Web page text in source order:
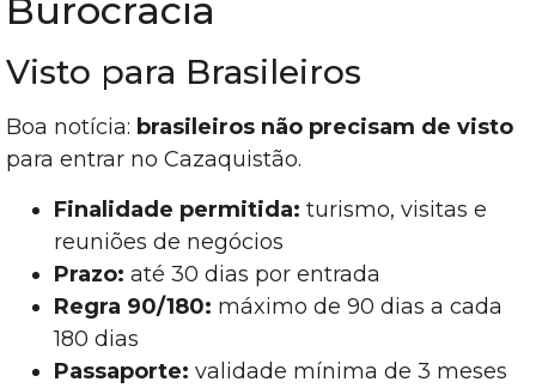
Burocracia
Visto para Brasileiros
Boa notícia: brasileiros não precisam de visto
para entrar no Cazaquistão.
Finalidade permitida: turismo, visitas e
reuniões de negócios
Prazo: até 30 dias por entrada
Regra 90/180: máximo de 90 dias a cada
180 dias
Passaporte: validade mínima de 3 meses